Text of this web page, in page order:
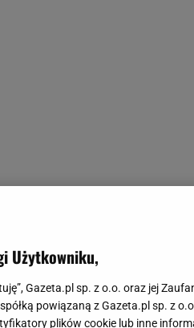
Użytkowniku,
Gazeta.pl sp. z o.o. oraz jej
powiązaną z Gazeta.pl sp. z
plików cookie lub inne